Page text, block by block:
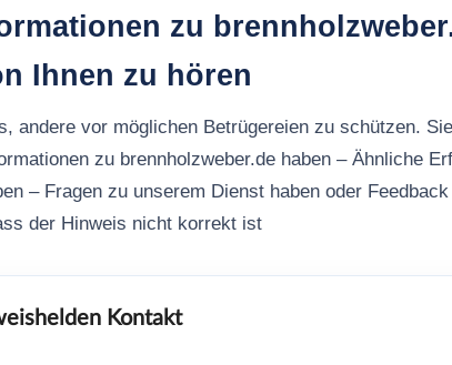
zu
Ihnen zu hören
andere vor möglichen Betrügereien zu schützen.
zu brennholzweber.de haben – Ähnliche
– Fragen zu unserem Dienst haben oder
der Hinweis nicht korrekt ist
Kontakt